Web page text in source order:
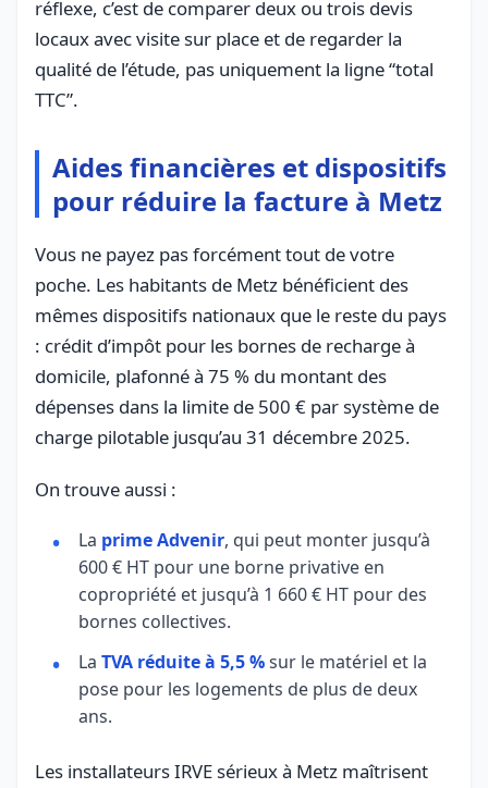
réflexe, c’est de comparer deux ou trois devis
locaux avec visite sur place et de regarder la
qualité de l’étude, pas uniquement la ligne “total
TTC”.
Aides financières et dispositifs
pour réduire la facture à Metz
Vous ne payez pas forcément tout de votre
poche. Les habitants de Metz bénéficient des
mêmes dispositifs nationaux que le reste du pays
: crédit d’impôt pour les bornes de recharge à
domicile, plafonné à 75 % du montant des
dépenses dans la limite de 500 € par système de
charge pilotable jusqu’au 31 décembre 2025.
On trouve aussi :
La prime Advenir, qui peut monter jusqu’à
600 € HT pour une borne privative en
copropriété et jusqu’à 1 660 € HT pour des
bornes collectives.
La TVA réduite à 5,5 %sur le matériel et la
pose pour les logements de plus de deux
ans.
Les installateurs IRVE sérieux à Metz maîtrisent